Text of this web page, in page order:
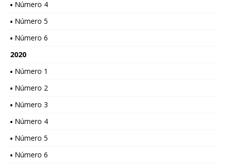
▪ Número 4
▪ Número 5
▪ Número 6
2020
▪ Número 1
▪ Número 2
▪ Número 3
▪ Número 4
▪ Número 5
▪ Número 6